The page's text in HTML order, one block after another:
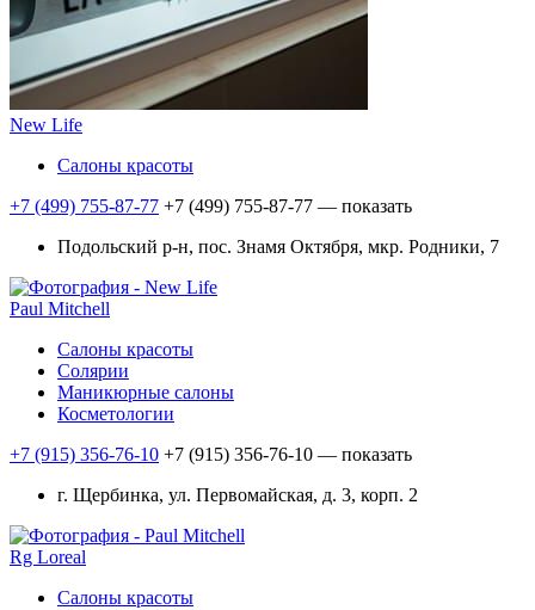
New Life
Салоны красоты
+7 (499) 755-87-77 +7 (499) 755-87-77 — показать
Подольский р-н, пос. Знамя Октября, мкр. Родники, 7
Paul Mitchell
Салоны красоты
Солярии
Маникюрные салоны
Косметологии
+7 (915) 356-76-10 +7 (915) 356-76-10 — показать
г. Щербинка, ул. Первомайская, д. 3, корп. 2
Rg Loreal
Салоны красоты